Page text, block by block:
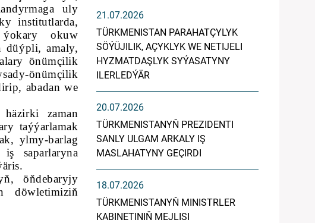
uly
institutlarda,
ýokary okuw
düýpli, amaly,
önümçilik
önümçilik
abadan we
zaman
taýýarlamak
ylmy-barlag
saparlaryna
öňdebaryjy
döwletimiziň
21.07.2026
TÜRKMENISTAN PARAHATÇYLYK
SÖÝÜJILIK, AÇYKLYK WE NETIJELI
HYZMATDAŞLYK SYÝASATYNY
ILERLEDÝÄR
20.07.2026
TÜRKMENISTANYŇ PREZIDENTI
SANLY ULGAM ARKALY IŞ
MASLAHATYNY GEÇIRDI
18.07.2026
TÜRKMENISTANYŇ MINISTRLER
KABINETINIŇ MEJLISI